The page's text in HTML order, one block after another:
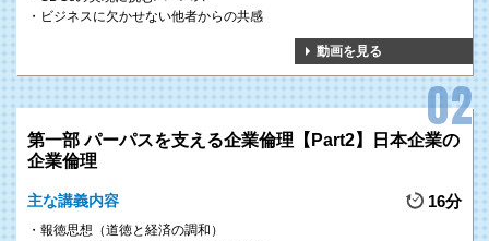
ビジネスに欠かせない他者からの共感
動画を見る
第一部 パーパスを支える企業倫理【Part2】日本企業の
企業倫理
主な講義内容 16分
報徳思想（道徳と経済の調和）